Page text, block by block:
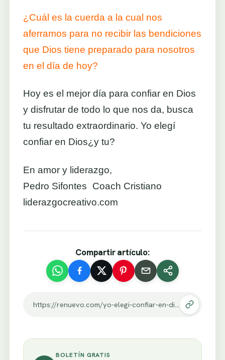
¿Cuál es la cuerda a la cual nos
aferramos para no recibir las bendiciones
que Dios tiene preparado para nosotros
en el día de hoy?
Hoy es el mejor día para confiar en Dios
y disfrutar de todo lo que nos da, busca
tu resultado extraordinario. Yo elegí
confiar en Dios¿y tu?
En amor y liderazgo,
Pedro Sifontes Coach Cristiano
liderazgocreativo.com
Compartir artículo:
https://renuevo.com/yo-elegi-confiar-en-dios-y-tu.html
BOLETÍN GRATIS